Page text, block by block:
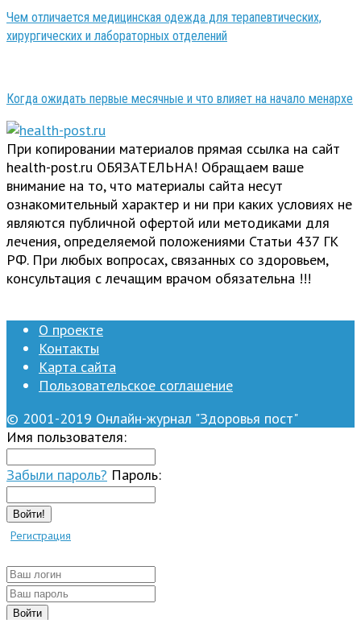
Чем отличается медицинская одежда для терапевтических,
хирургических и лабораторных отделений
Когда ожидать первые месячные и что влияет на начало менархе
При копировании материалов прямая ссылка на сайт
health-post.ru ОБЯЗАТЕЛЬНА! Обращаем ваше
внимание на то, что материалы сайта несут
ознакомительный характер и ни при каких условиях не
являются публичной офертой или методиками для
лечения, определяемой положениями Статьи 437 ГК
РФ. При любых вопросах, связанных со здоровьем,
консультация с лечащим врачом обязательна !!!
О проекте
Контакты
Карта сайта
Пользовательское соглашение
© 2001-2019 Онлайн-журнал "Здоровья пост"
Имя пользователя:
Забыли пароль? Пароль:
Войти!
Регистрация